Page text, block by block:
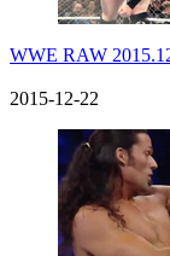
WWE RAW
2015-12-22